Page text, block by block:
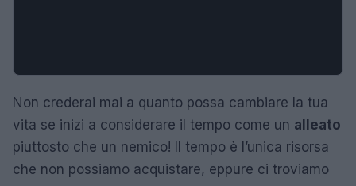
Non crederai mai a quanto possa cambiare la tua
vita se inizi a considerare il tempo come un alleato
piuttosto che un nemico! Il tempo è l’unica risorsa
che non possiamo acquistare, eppure ci troviamo